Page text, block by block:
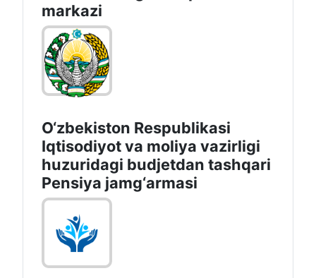
markazi
O‘zbekiston Respublikasi
Iqtisodiyot va moliya vazirligi
huzuridagi budjetdan tashqari
Pensiya jamg‘armasi